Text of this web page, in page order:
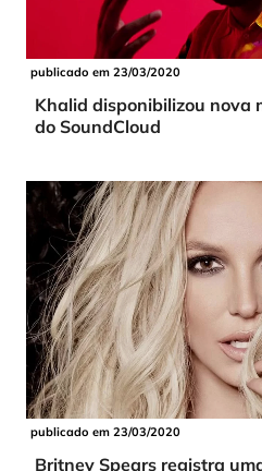
publicado em 23/03/2020
Khalid disponibilizou nova
do SoundCloud
publicado em 23/03/2020
Britney Spears registra